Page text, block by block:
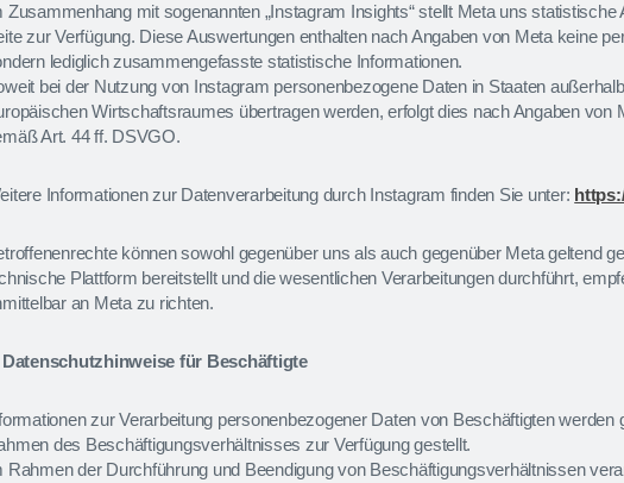
Zusammenhang mit sogenannten „Instagram Insights“ stellt Meta uns
zur Verfügung. Diese Auswertungen enthalten nach Angaben von Meta keine
lediglich zusammengefasste statistische Informationen.
bei der Nutzung von Instagram personenbezogene Daten in Staaten
Wirtschaftsraumes übertragen werden, erfolgt dies nach Angaben von
Art. 44 ff. DSVGO.
Informationen zur Datenverarbeitung durch Instagram finden Sie unter:
können sowohl gegenüber uns als auch gegenüber Meta geltend
Plattform bereitstellt und die wesentlichen Verarbeitungen durchführt,
an Meta zu richten.
Datenschutzhinweise für Beschäftigte
zur Verarbeitung personenbezogener Daten von Beschäftigten
des Beschäftigungsverhältnisses zur Verfügung gestellt.
Rahmen der Durchführung und Beendigung von Beschäftigungsverhältnissen